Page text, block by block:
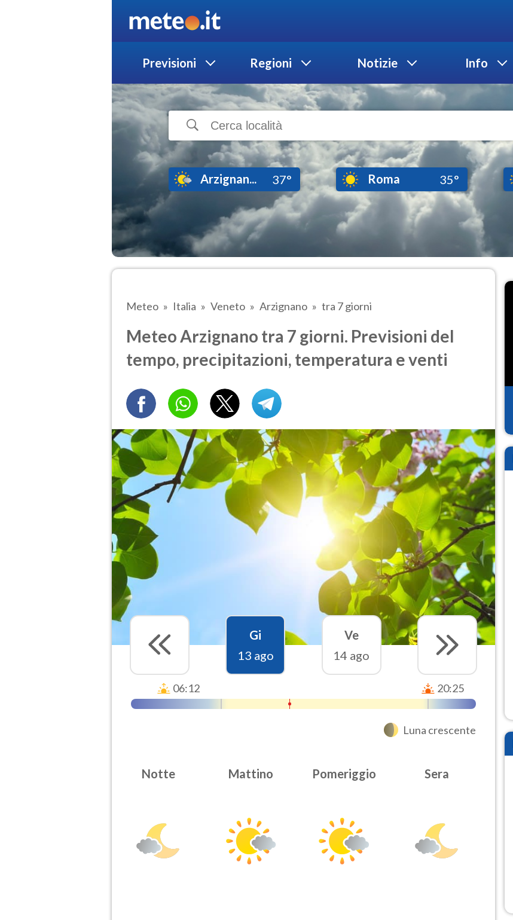
Previsioni Regioni Notizie Info
Arzignan... 37° Roma 35°
Meteo Italia Veneto Arzignano tra 7 giorni
Meteo Arzignano tra 7 giorni. Previsioni del
tempo, precipitazioni, temperatura e venti
Gi
13 ago
Ve
14 ago
06:12 20:25
Luna crescente
Notte Mattino Pomeriggio Sera